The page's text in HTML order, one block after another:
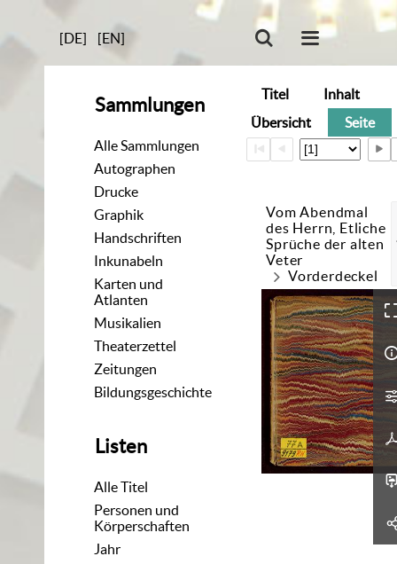
[DE] [EN]
Sammlungen
Alle Sammlungen
Autographen
Drucke
Graphik
Handschriften
Inkunabeln
Karten und
Atlanten
Musikalien
Theaterzettel
Zeitungen
Bildungsgeschichte
Listen
Alle Titel
Personen und
Körperschaften
Jahr
Titel
Inhalt
Übersicht
Seite
Vom Abendmal
des Herrn, Etliche
Sprüche der alten
Veter
Vorderdeckel